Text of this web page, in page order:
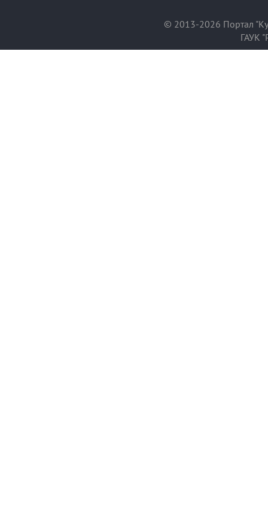
© 2013-2026 Портал
ГАУК